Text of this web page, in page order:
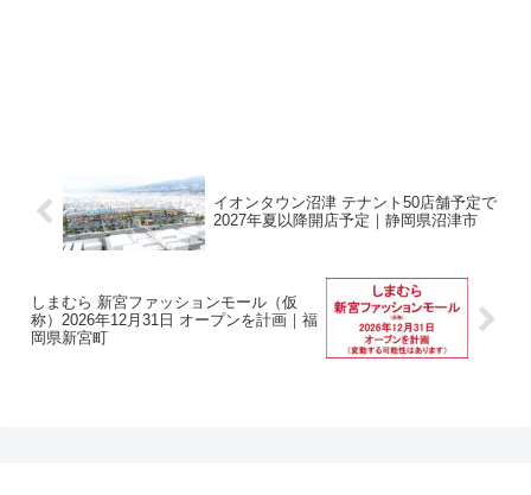
イオンタウン沼津 テナント50店舗予定で
2027年夏以降開店予定｜静岡県沼津市
しまむら 新宮ファッションモール（仮
称）2026年12月31日 オープンを計画｜福
岡県新宮町